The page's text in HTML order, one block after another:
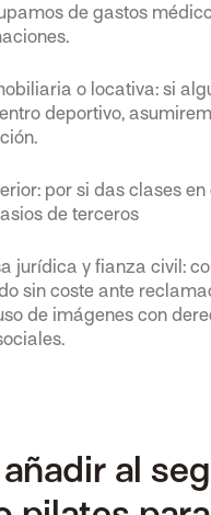
de gastos
o locativa: si
deportivo,
por si das clases
de terceros
jurídica y fianza civil:
sin coste ante
de imágenes con
al